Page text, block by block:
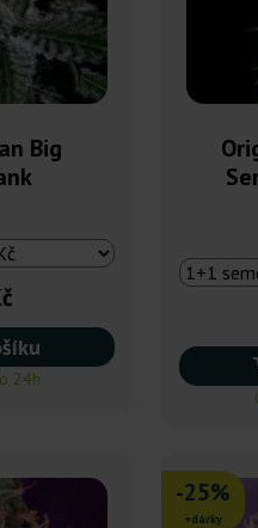
Big
24h
-25%
+dárky